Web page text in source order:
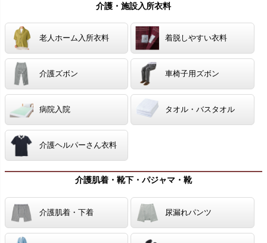
介護・施設入所衣料
老人ホーム入所衣料 着脱しやすい衣料
介護ズボン 車椅子用ズボン
病院入院 タオル・バスタオル
介護ヘルパーさん衣料
介護肌着・靴下・パジャマ・靴
介護肌着・下着 尿漏れパンツ